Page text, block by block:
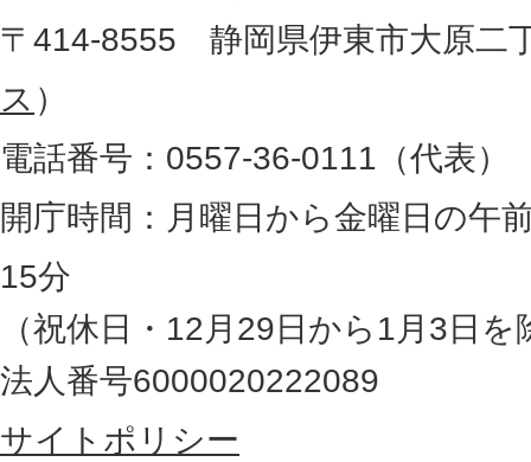
地
図
。
静
岡
県
の
最
東
部
所
〒414-8555 静岡県伊東市大原二
ス ）
電話番号：0557-36-0111（代表）
開庁時間：月曜日から金曜日の午
15分
（祝休日・12月29日から1月3日を
法人番号6000020222089
サイトポリシー